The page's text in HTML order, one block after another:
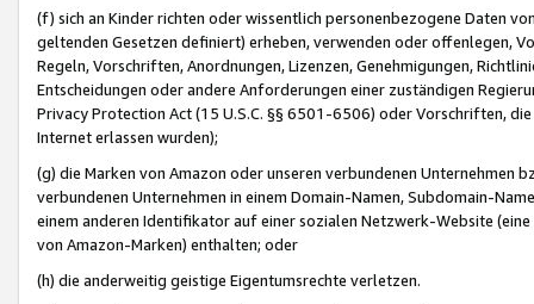
(f) sich an Kinder richten oder wissentlich personenbezogene Daten
geltenden Gesetzen definiert) erheben, verwenden oder offenlegen,
Regeln, Vorschriften, Anordnungen, Lizenzen, Genehmigungen,
Entscheidungen oder andere Anforderungen einer zuständigen
Privacy Protection Act (15 U.S.C. §§ 6501-6506) oder Vorschriften,
Internet erlassen wurden);
(g) die Marken von Amazon oder unseren verbundenen Unternehmen
verbundenen Unternehmen in einem Domain-Namen, Subdomain-
einem anderen Identifikator auf einer sozialen Netzwerk-Website
von Amazon-Marken) enthalten; oder
(h) die anderweitig geistige Eigentumsrechte verletzen.